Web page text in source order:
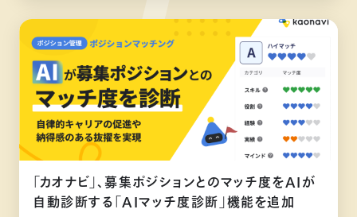
「カオナビ」、募集ポジションとのマッチ度をAIが
自動診断する「AIマッチ度診断」機能を追加